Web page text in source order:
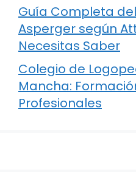
Guía Completa
Asperger según
Necesitas Saber
Colegio de
Mancha:
Profesionales